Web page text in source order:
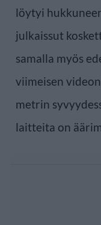
löytyi
julkaissut
samalla myös
viimeisen
metrin
laitteita on